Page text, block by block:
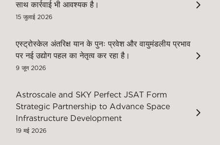
साथ कार्रवाई भी आवश्यक है।
15 जुलाई 2026
एस्ट्रोस्केल अंतरिक्ष यान के पुनः प्रवेश और वायुमंडलीय प्रभाव
पर नई उद्योग पहल का नेतृत्व कर रहा है।
9 जून 2026
Astroscale and SKY Perfect JSAT Form
Strategic Partnership to Advance Space
Infrastructure Development
19 मई 2026